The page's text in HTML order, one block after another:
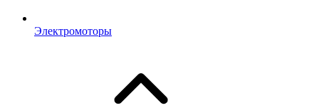
Электромоторы